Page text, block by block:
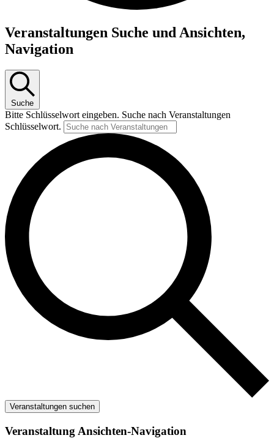
Veranstaltungen
Veranstaltungen Suche und Ansichten,
Navigation
Suche
Bitte Schlüsselwort eingeben. Suche nach Veranstaltungen
Schlüsselwort.
Veranstaltungen suchen
Veranstaltung Ansichten-Navigation